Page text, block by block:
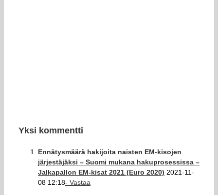
Yksi kommentti
Ennätysmäärä hakijoita naisten EM-kisojen
järjestäjäksi – Suomi mukana hakuprosessissa –
Jalkapallon EM-kisat 2021 (Euro 2020) 2021-11-
08 12:18- Vastaa